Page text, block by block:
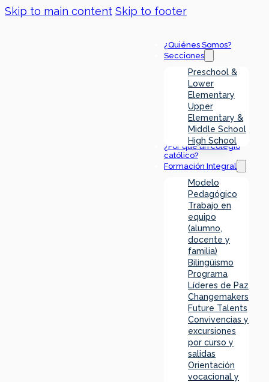
Skip to main content Skip to footer
¿Quiénes Somos?
Secciones
Preschool &
Lower
Elementary
Upper
Elementary &
Middle School
High School
¿Por qué un colegio
católico?
Formación Integral
Modelo
Pedagógico
Trabajo en
equipo
(alumno,
docente y
familia)
Bilingüismo
Programa
Líderes de Paz
Changemakers
Future Talents
Convivencias y
excursiones
por curso y
salidas
Orientación
vocacional y